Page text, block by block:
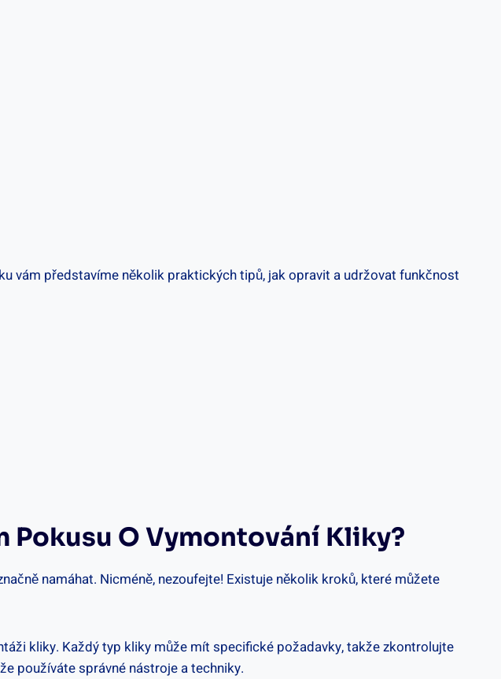
vám představíme několik praktických tipů, jak⁣ opravit a ⁣udržovat funkčnost
Pokusu⁢ O Vymontování Kliky?
namáhat. Nicméně, nezoufejte! Existuje několik kroků, které můžete
kliky. Každý typ kliky může mít specifické ⁣požadavky, takže zkontrolujte
používáte správné nástroje a techniky.